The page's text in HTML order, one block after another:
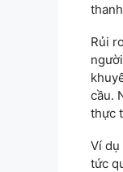
Rủi
cầu.
thực
Ví dụ
tức